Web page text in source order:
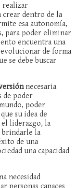
realizar
crear dentro de la
esa autonomía,
para poder eliminar
encuentra una
de forma
se debe buscar
necesaria
de poder
poder
su idea de
el liderazgo, la
brindarle la
de una
una capacidad
necesidad